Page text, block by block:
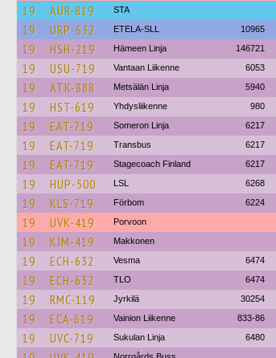
19 AUR-819 STA
19 URP-632 ETELA-SLL 10965
19 HSH-219 Hämeen Linja 146721
19 USU-719 Vantaan Liikenne 6053
19 ATK-888 Metsälän Linja 5940
19 HST-619 Yhdysliikenne 980
19 EAT-719 Someron Linja 6217
19 EAT-719 Transbus 6217
19 EAT-719 Stagecoach Finland 6217
19 HUP-500 LSL 6268
19 KLS-719 Förbom 6224
19 UVK-419 Porvoon
19 KJM-419 Makkonen
19 ECH-632 Vesma 6474
19 ECH-632 TLO 6474
19 RMC-119 Jyrkilä 30254
19 ECA-619 Vainion Liikenne 833-86
19 UVC-719 Sukulan Linja 6480